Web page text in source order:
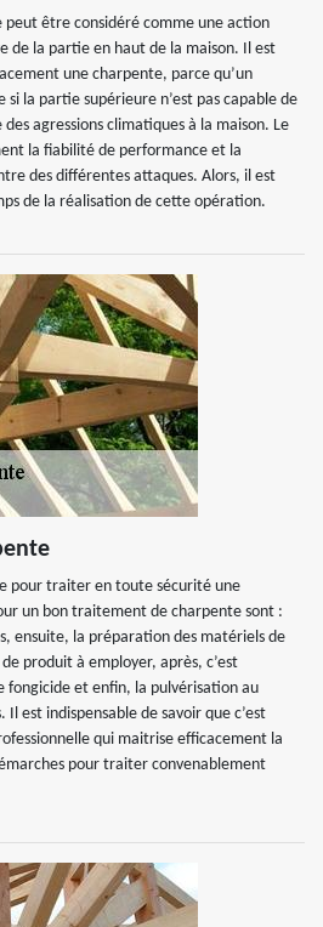
être considéré comme une action
de la partie en haut de la maison. Il est
une charpente, parce qu’un
la partie supérieure n’est pas capable de
agressions climatiques à la maison. Le
la fiabilité de performance et la
des différentes attaques. Alors, il est
de la réalisation de cette opération.
pour traiter en toute sécurité une
un bon traitement de charpente sont :
ensuite, la préparation des matériels de
produit à employer, après, c’est
fongicide et enfin, la pulvérisation au
est indispensable de savoir que c’est
qui maitrise efficacement la
pour traiter convenablement